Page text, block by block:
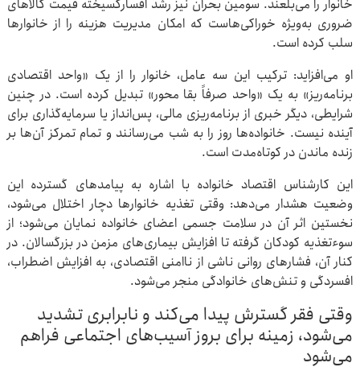
خانوار را می‌بلعند. سومین بحران نیز رشد افسارگسیخته قیمت کالاهای
ضروری به‌ویژه خوراکی‌هاست که امکان مدیریت هزینه را از خانوارها
سلب کرده است.
او می‌افزاید: ترکیب این سه عامل، خانوار را از یک «واحد اقتصادی
برنامه‌ریز» به یک «واحد صرفاً بقا محور» تبدیل کرده است. در چنین
شرایطی، دیگر خبری از برنامه‌ریزی مالی، پس‌انداز یا سرمایه‌گذاری برای
آینده نیست. خانواده‌ها روز را به شب می‌رسانند و تمام تمرکز آن‌ها بر
زنده ماندن در کوتاه‌مدت است.
این کارشناس اقتصاد خانواده با اشاره به پیامدهای گسترده این
وضعیت هشدار می‌دهد: وقتی تغذیه خانوارها دچار اختلال می‌شود،
نخستین اثر آن در سلامت جسمی اعضای خانواده نمایان می‌شود؛ از
سوءتغذیه کودکان گرفته تا افزایش بیماری‌های مزمن در بزرگسالان. در
کنار آن، فشارهای روانی ناشی از ناامنی اقتصادی، به افزایش اضطراب،
افسردگی و تنش‌های خانوادگی منجر می‌شود.
وقتی فقر گسترش پیدا می‌کند و نابرابری تشدید
می‌شود، زمینه برای بروز آسیب‌های اجتماعی فراهم
می‌شود